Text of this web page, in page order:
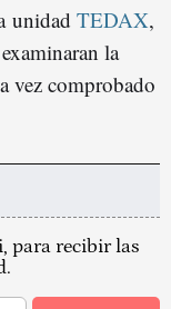
unidad TEDAX,
la
vez comprobado
para recibir las